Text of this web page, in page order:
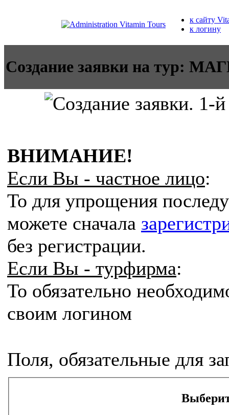
к сайту
к логину
Создание заявки на тур:
ВНИМАНИЕ!
Если Вы - частное лицо:
То для упрощения
можете сначала
без регистрации.
Если Вы - турфирма:
То обязательно
своим логином
Поля, обязательные для